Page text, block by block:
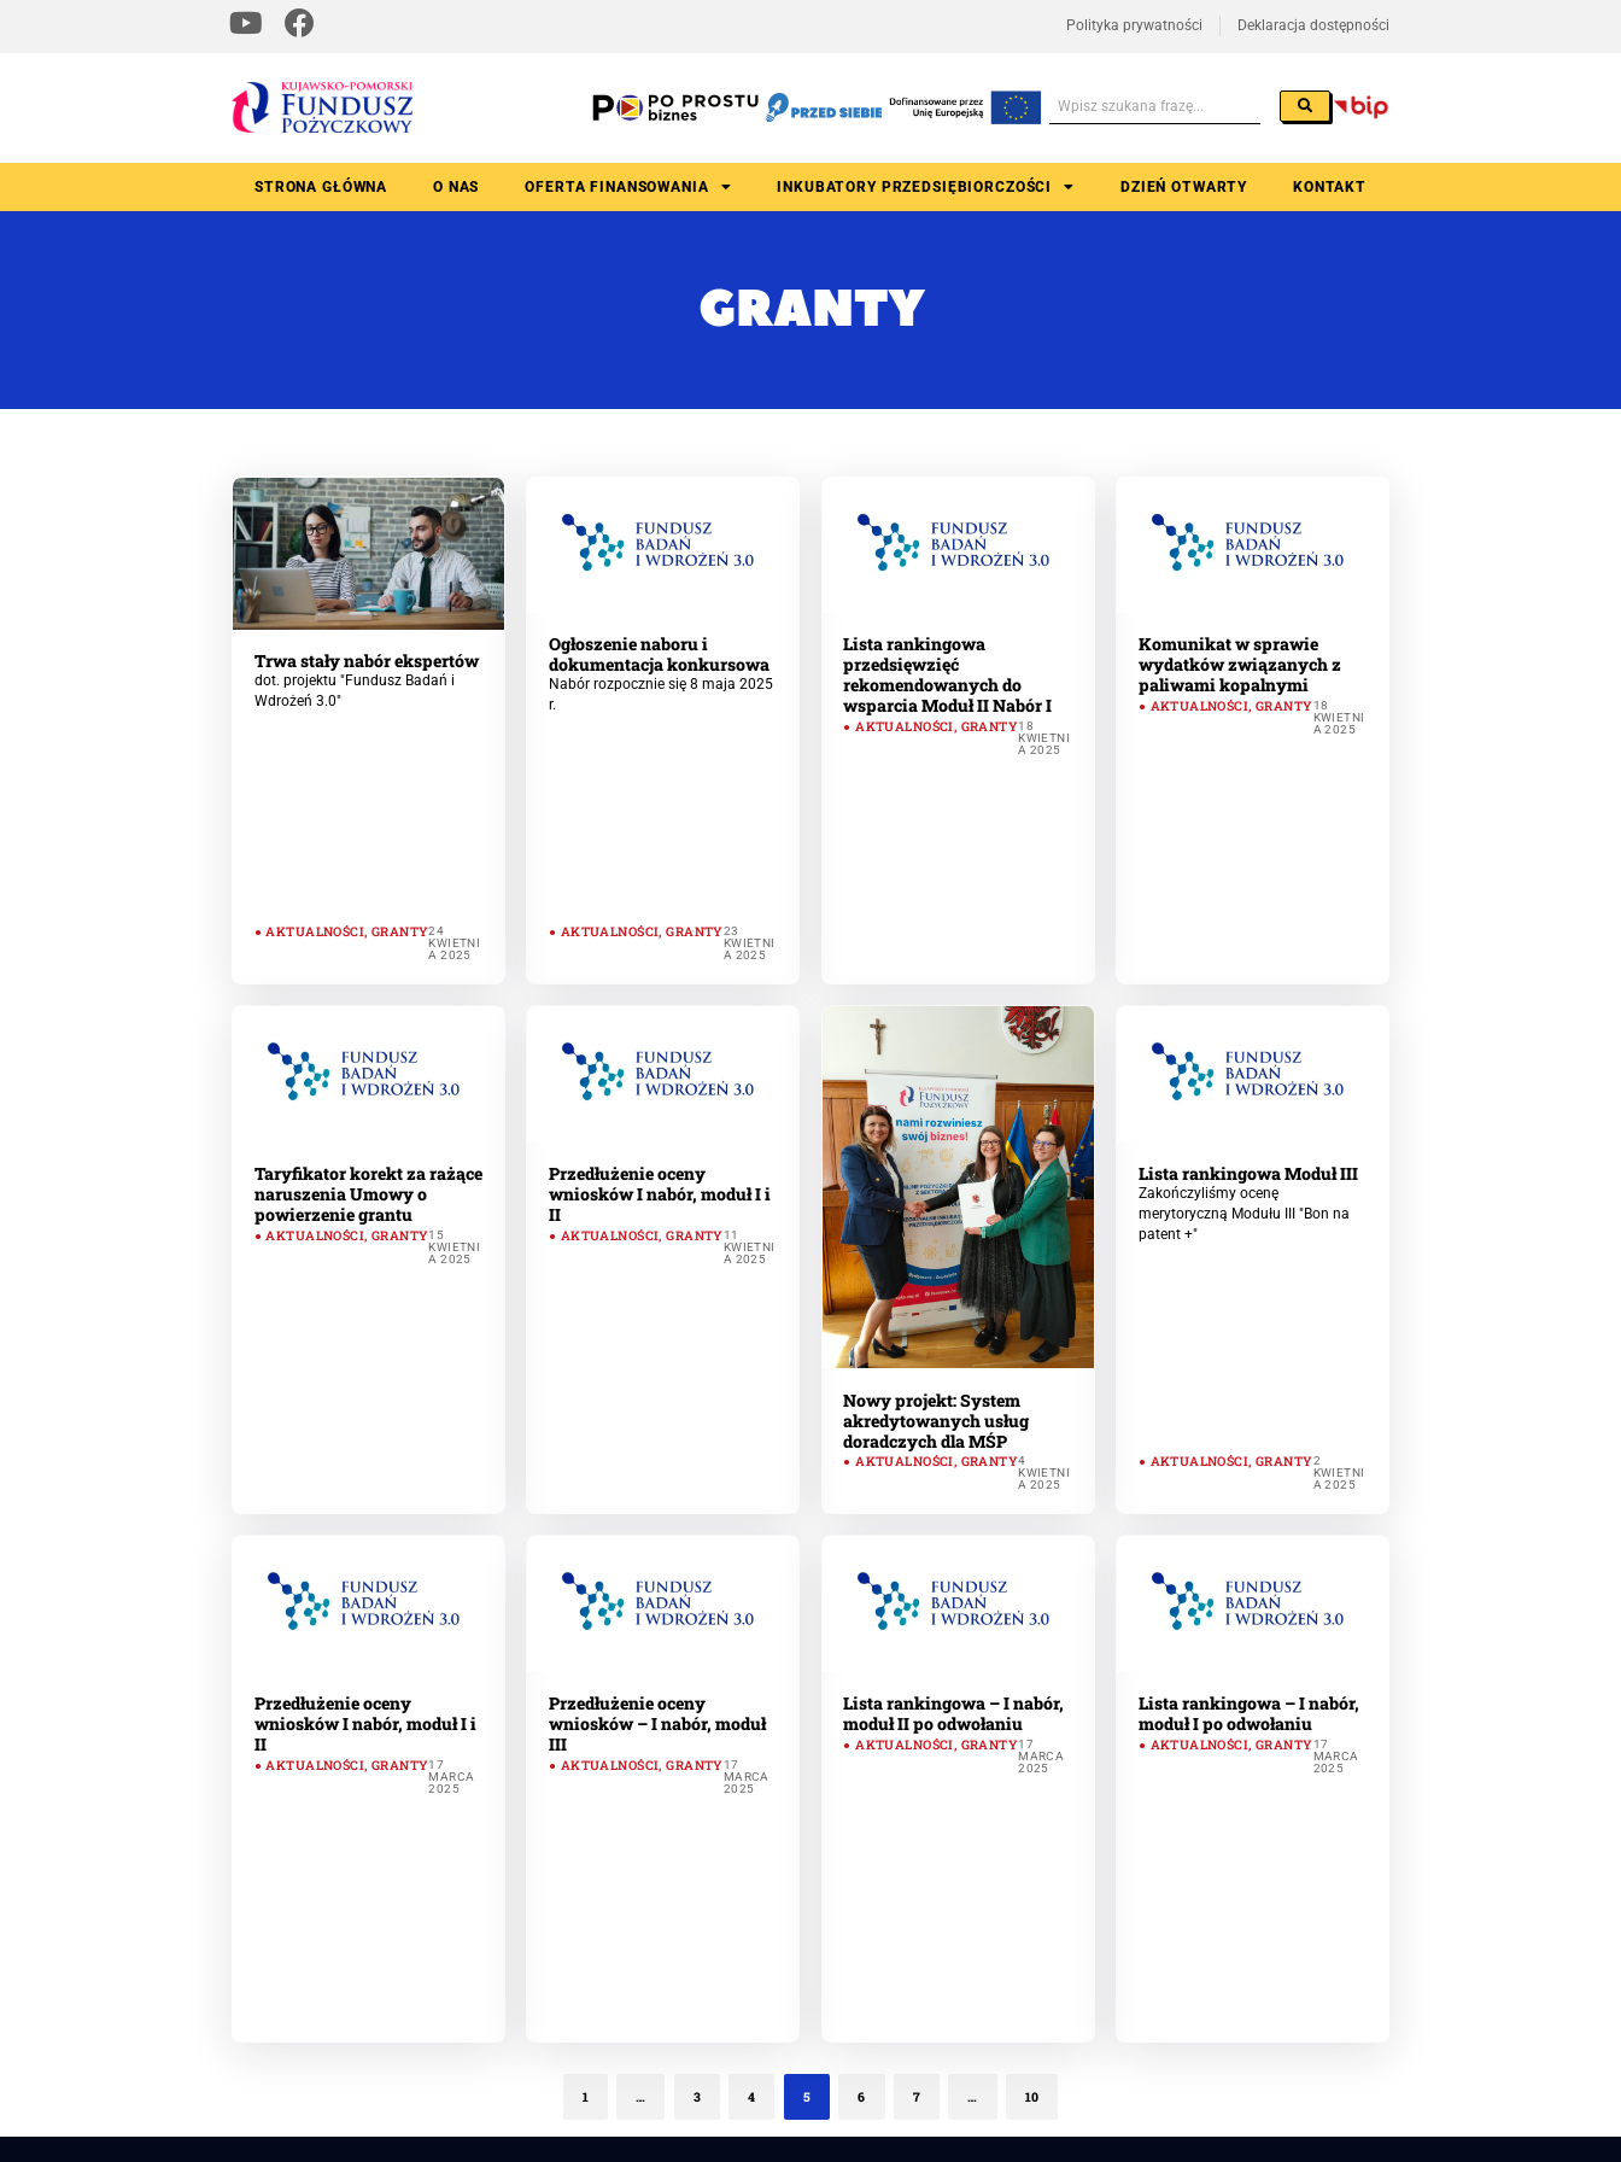
Polityka prywatności Deklaracja dostępności
STRONA GŁÓWNA O NAS OFERTA FINANSOWANIA INKUBATORY PRZEDSIĘBIORCZOŚCI DZIEŃ OTWARTY KONTAKT
GRANTY
Trwa stały nabór ekspertów
dot. projektu "Fundusz Badań i
Wdrożeń 3.0"
AKTUALNOŚCI, GRANTY24
KWIETNI
A 2025
Ogłoszenie naboru i
dokumentacja konkursowa
Nabór rozpocznie się 8 maja 2025
r.
AKTUALNOŚCI,GRANTY23
KWIETNI
A 2025
Lista rankingowa
przedsięwzięć
rekomendowanych do
wsparcia Moduł II Nabór I
AKTUALNOŚCI, GRANTY18
KWIETNI
A 2025
Komunikat w sprawie
wydatków związanych z
paliwami kopalnymi
AKTUALNOŚCI,GRANTY18
KWIETNI
A 2025
Taryfikator korekt za rażące
naruszenia Umowy o
powierzenie grantu
AKTUALNOŚCI, GRANTY15
KWIETNI
A 2025
Przedłużenie oceny
wniosków I nabór, moduł I i
II
AKTUALNOŚCI,GRANTY11
KWIETNI
A 2025
Nowy projekt: System
akredytowanych usług
doradczych dla MŚP
AKTUALNOŚCI, GRANTY4
KWIETNI
A 2025
Lista rankingowa Moduł III
Zakończyliśmy ocenę
merytoryczną Modułu III "Bon na
patent +"
AKTUALNOŚCI,GRANTY2
KWIETNI
A 2025
Przedłużenie oceny
wniosków I nabór, moduł I i
II
AKTUALNOŚCI, GRANTY17
MARCA
2025
Przedłużenie oceny
wniosków – I nabór, moduł
III
AKTUALNOŚCI,GRANTY17
MARCA
2025
Lista rankingowa – I nabór,
moduł II po odwołaniu
AKTUALNOŚCI, GRANTY17
MARCA
2025
Lista rankingowa – I nabór,
moduł I po odwołaniu
AKTUALNOŚCI,GRANTY17
MARCA
2025
1 … 3 4 5 6 7 … 10